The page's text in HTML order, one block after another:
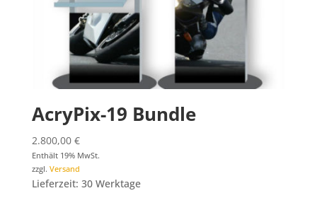
AcryPix-19 Bundle
2.800,00 €
Enthält 19% MwSt.
zzgl. Versand
Lieferzeit: 30 Werktage